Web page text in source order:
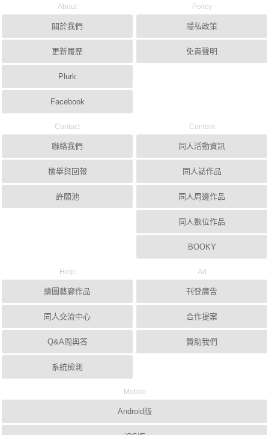
About
關於我們
更新履歷
Plurk
Facebook
Policy
隱私政策
免責聲明
Contact
聯絡我們
檢舉與回報
許願池
Content
同人活動資訊
同人誌作品
同人周邊作品
同人數位作品
BOOKY
Help
繪圖藝廊作品
同人交流中心
Q&A問與答
系統檢測
Ad
刊登廣告
合作提案
贊助我們
Mobile
Android版